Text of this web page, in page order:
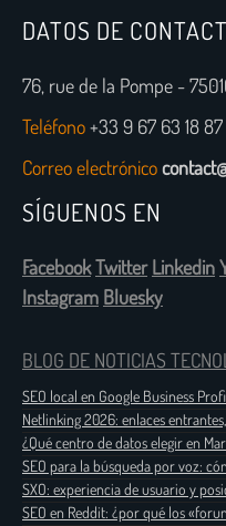
DATOS DE
76, rue de la Pompe -
Teléfono+33 9 67 63 18 87
Correo electrónico
SÍGUENOS EN
FacebookTwitter Linkedin
Instagram Bluesky
BLOG DE NOTICIAS
SEO local en Google Business
Netlinking 2026: enlaces
¿Qué centro de datos elegir en
SEO para la búsqueda por voz:
SXO: experiencia de usuario y
SEO en Reddit: ¿por qué los